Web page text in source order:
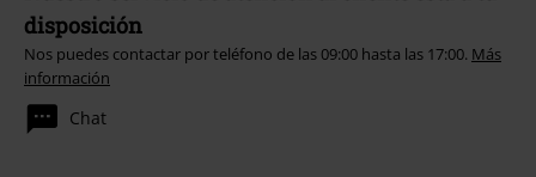
disposición
Nos puedes contactar por teléfono de las 09:00 hasta las 17:00. Más
información
Chat